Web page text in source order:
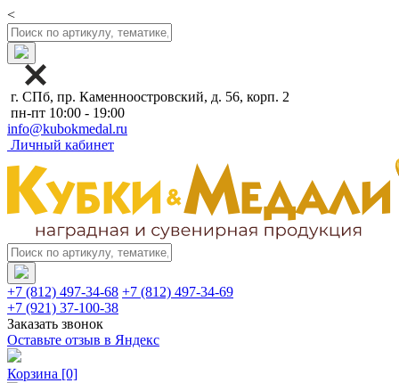
<
г. СПб, пр. Каменноостровский, д. 56, корп. 2
пн-пт 10:00 - 19:00
info@kubokmedal.ru
Личный кабинет
+7 (812) 497-34-68 +7 (812) 497-34-69
+7 (921) 37-100-38
Заказать звонок
Оставьте отзыв в Яндекс
Корзина [0]